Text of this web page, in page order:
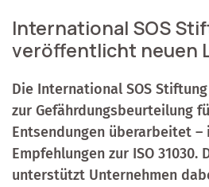
International SOS
veröffentlicht neuen
Die International SOS
zur Gefährdungsbeurteilung
Entsendungen überarbeitet –
Empfehlungen zur ISO 31030.
unterstützt Unternehmen